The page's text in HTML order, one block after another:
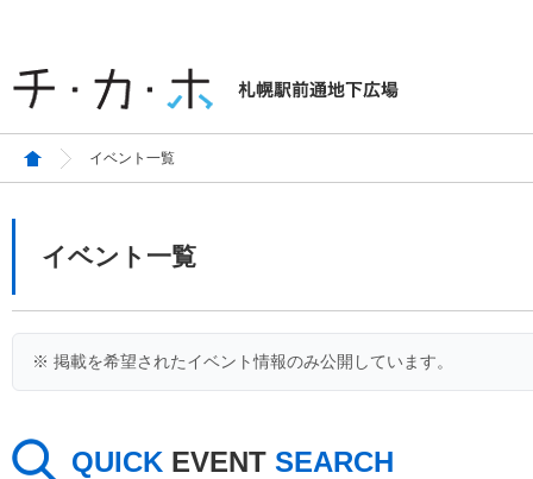
イベント一覧
イベント一覧
※ 掲載を希望されたイベント情報のみ公開しています。
QUICK EVENT SEARCH